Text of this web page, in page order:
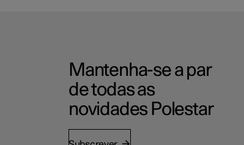
Mantenha-se a par
de todas as
novidades Polestar